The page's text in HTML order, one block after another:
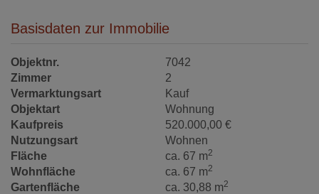
Basisdaten zur Immobilie
Objektnr.
7042
Zimmer
2
Vermarktungsart
Kauf
Objektart
Wohnung
Kaufpreis
520.000,00 €
Nutzungsart
Wohnen
Fläche
ca. 67 m2
Wohnfläche ca. 67 m2
Gartenfläche ca. 30,88 m2